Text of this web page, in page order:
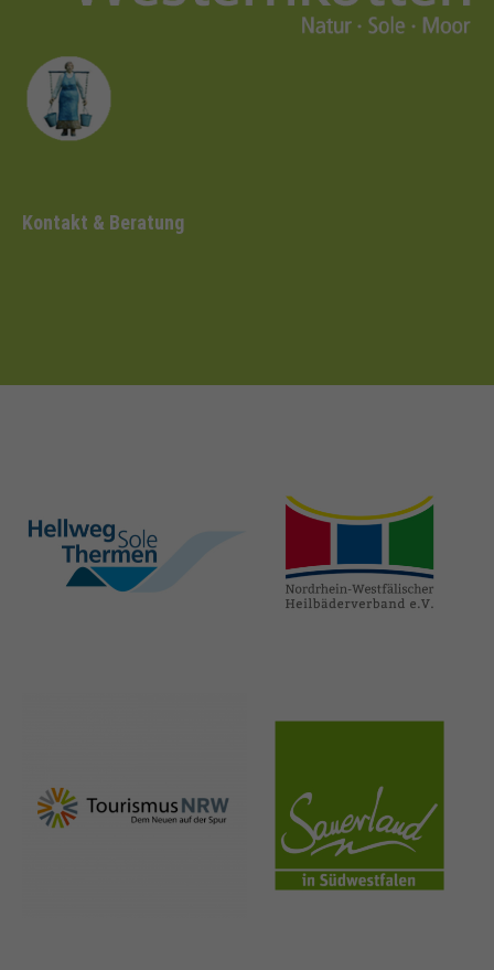
Kontakt & Beratung
hellweg-sole-
thermen.de
heilbaeder.de
nrw-
tourismus.de
sauerland.co
m